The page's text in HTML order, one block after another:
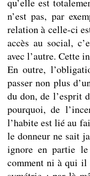
qu’elle est
n’est pas, par
relation à celle-ci
accès au social,
avec l’autre. Cette
En outre,
passer non plus
du don, de l’esprit
pourquoi, de
l’habite est lié au
le donneur ne sait
ignore en partie
comment ni à qui il